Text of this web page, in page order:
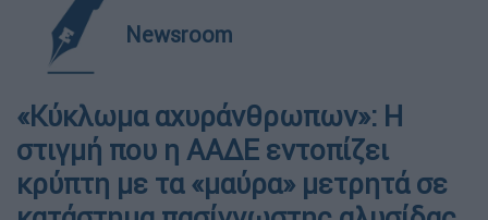
Newsroom
«Κύκλωμα αχυράνθρωπων»: Η
στιγμή που η ΑΑΔΕ εντοπίζει
κρύπτη με τα «μαύρα» μετρητά σε